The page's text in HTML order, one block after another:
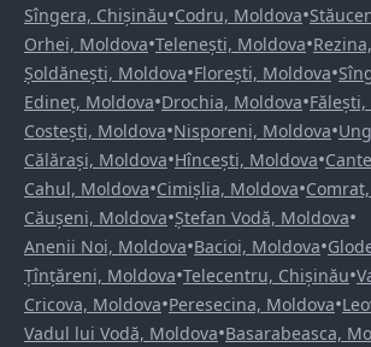
Sîngera, Chișinău•Codru, Moldova•
Orhei, Moldova•Telenești, Moldova•
Șoldănești, Moldova•Florești, Moldova•
Edineț, Moldova•Drochia, Moldova•
Costești, Moldova•Nisporeni, Moldova•
Călărași, Moldova•Hîncești, Moldova•
Cahul, Moldova•Cimișlia, Moldova•
Căușeni, Moldova•Ștefan Vodă, Moldova•
Anenii Noi, Moldova•Bacioi, Moldova•
Țînțăreni, Moldova•Telecentru, Chișinău•
Cricova, Moldova•Peresecina, Moldova•
Vadul lui Vodă, Moldova•Basarabeasca,